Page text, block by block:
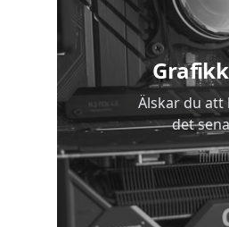
Älskar du
det